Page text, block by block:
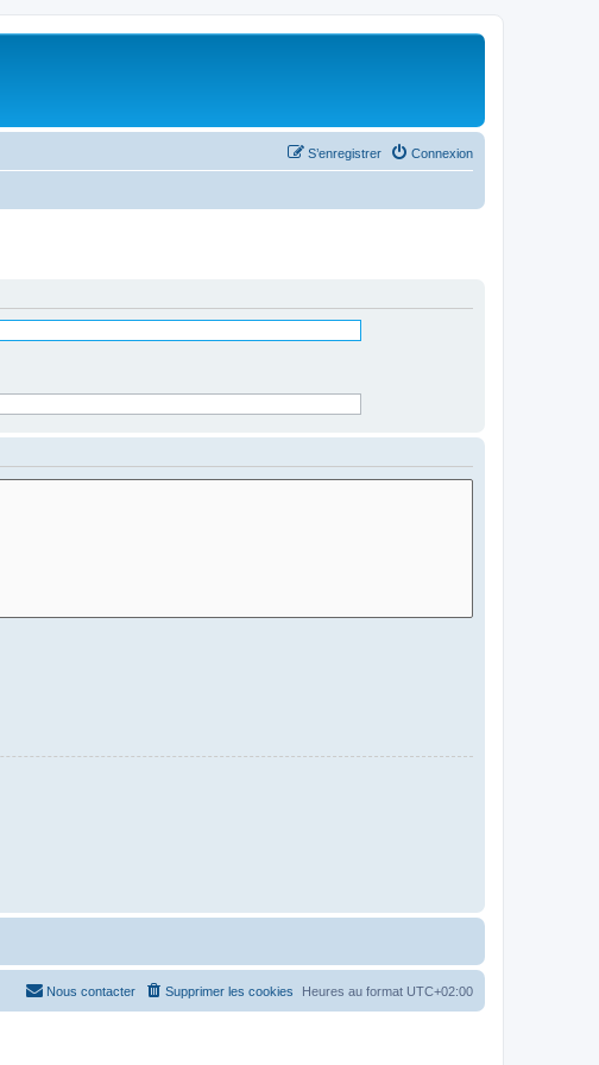
Connexion
S’enregistrer
Heures au format UTC+02:00
Supprimer les cookies
Nous contacter